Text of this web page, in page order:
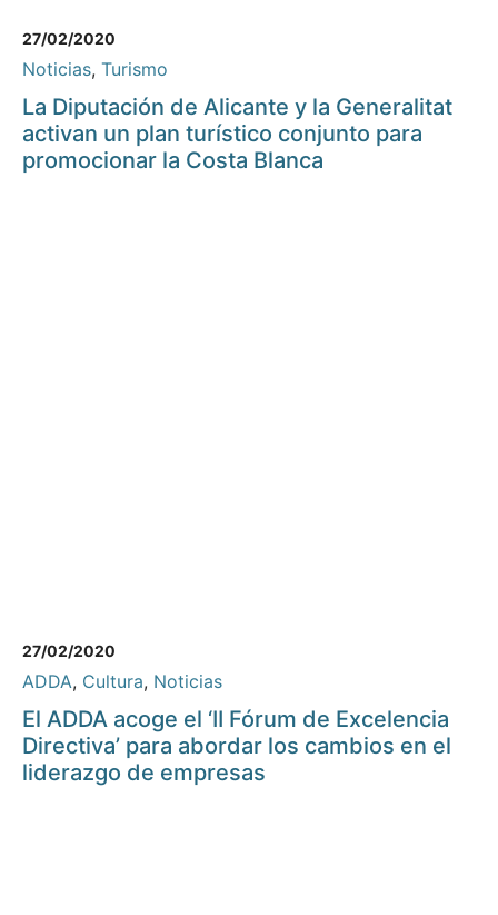
27/02/2020
Noticias, Turismo
La Diputación de Alicante y la Generalitat
activan un plan turístico conjunto para
promocionar la Costa Blanca
27/02/2020
ADDA, Cultura, Noticias
El ADDA acoge el ‘II Fórum de Excelencia
Directiva’ para abordar los cambios en el
liderazgo de empresas